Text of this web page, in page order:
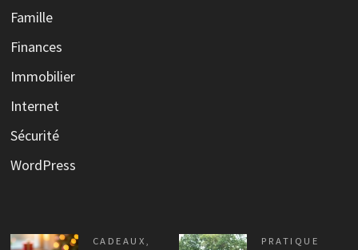
Famille
Finances
Immobilier
Internet
Sécurité
WordPress
CADEAUX ,
PRATIQUE